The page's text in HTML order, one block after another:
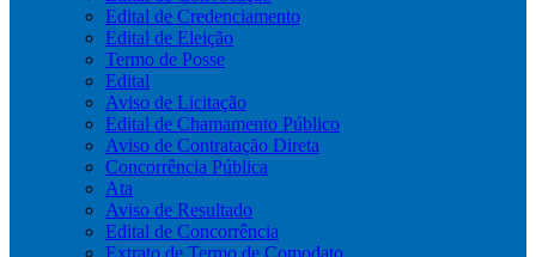
Edital de Credenciamento
Edital de Eleição
Termo de Posse
Edital
Aviso de Licitação
Edital de Chamamento Público
Aviso de Contratação Direta
Concorrência Pública
Ata
Aviso de Resultado
Edital de Concorrência
Extrato de Termo de Comodato